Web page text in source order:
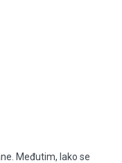
Međutim, lako se